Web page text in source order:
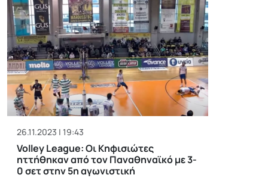
26.11.2023 | 19:43
Volley League: Οι Κηφισιώτες
ηττήθηκαν από τον Παναθηναϊκό με 3-
0 σετ στην 5η αγωνιστική